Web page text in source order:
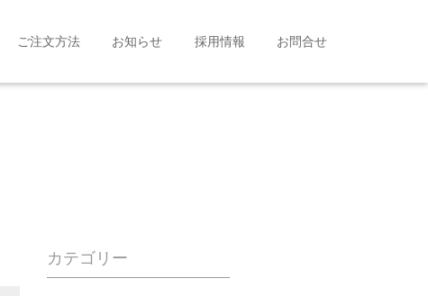
ご注文方法 お知らせ 採用情報 お問合せ
カテゴリー